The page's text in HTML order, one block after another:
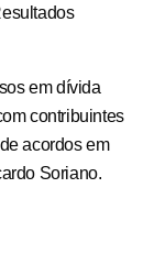
em dívida
contribuintes
acordos em
Soriano.